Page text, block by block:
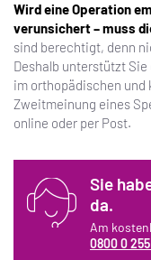
Wird eine Operation
verunsichert – muss
sind berechtigt, denn
Deshalb unterstützt Sie
im orthopädischen
Zweitmeinung eines
online oder per Post.
Sie
da.
Am
0800 0